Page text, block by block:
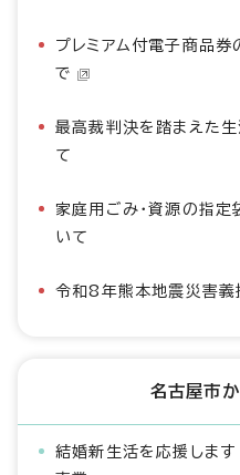
プレミアム付電子商品券
で
最高裁判決を踏まえた
て
家庭用ごみ・資源の指
いて
令和8年熊本地震災害義
名古屋市
結婚新生活を応援しま